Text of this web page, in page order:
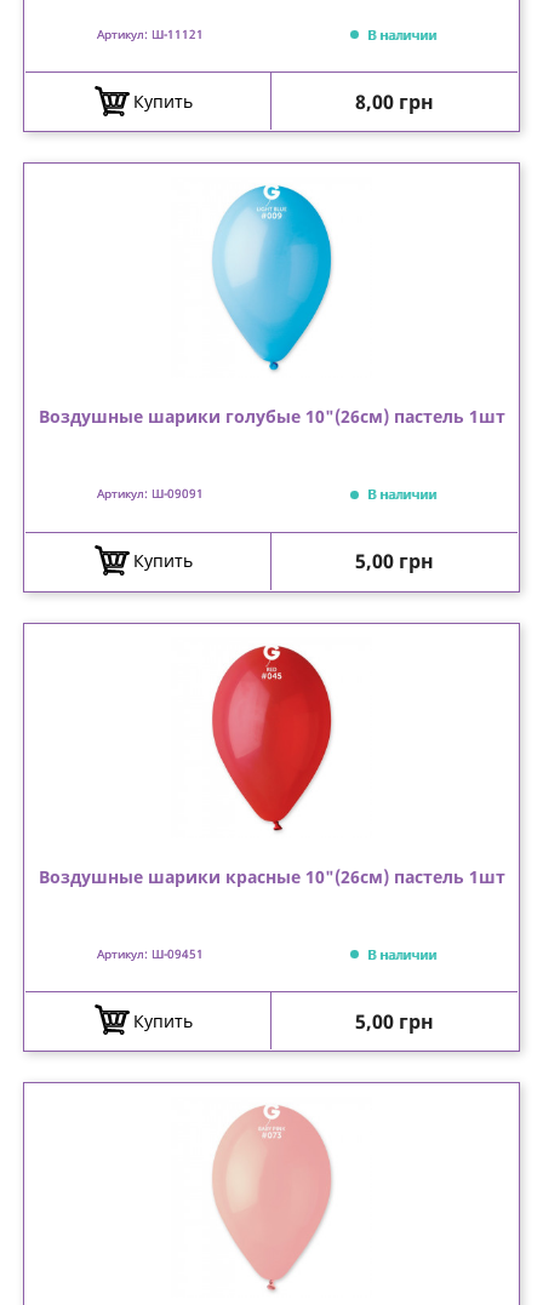
Артикул: Ш-11121 В наличии
Купить Цена
8,00 грн
Воздушные шарики голубые 10"(26см) пастель 1шт
Артикул: Ш-09091 В наличии
Купить Цена
5,00 грн
Воздушные шарики красные 10"(26см) пастель 1шт
Артикул: Ш-09451 В наличии
Купить Цена
5,00 грн